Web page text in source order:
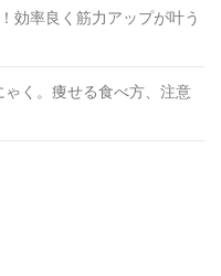
効率良く筋力アップが叶う
く。痩せる食べ方、注意